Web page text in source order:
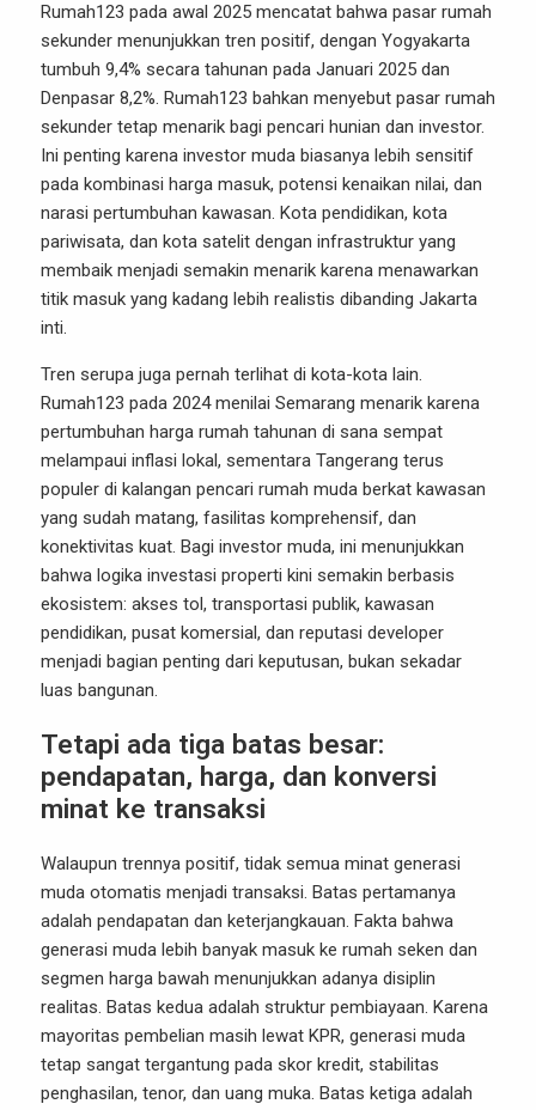
Rumah123 pada awal 2025 mencatat bahwa pasar rumah
sekunder menunjukkan tren positif, dengan Yogyakarta
tumbuh 9,4% secara tahunan pada Januari 2025 dan
Denpasar 8,2%. Rumah123 bahkan menyebut pasar rumah
sekunder tetap menarik bagi pencari hunian dan investor.
Ini penting karena investor muda biasanya lebih sensitif
pada kombinasi harga masuk, potensi kenaikan nilai, dan
narasi pertumbuhan kawasan. Kota pendidikan, kota
pariwisata, dan kota satelit dengan infrastruktur yang
membaik menjadi semakin menarik karena menawarkan
titik masuk yang kadang lebih realistis dibanding Jakarta
inti.
Tren serupa juga pernah terlihat di kota-kota lain.
Rumah123 pada 2024 menilai Semarang menarik karena
pertumbuhan harga rumah tahunan di sana sempat
melampaui inflasi lokal, sementara Tangerang terus
populer di kalangan pencari rumah muda berkat kawasan
yang sudah matang, fasilitas komprehensif, dan
konektivitas kuat. Bagi investor muda, ini menunjukkan
bahwa logika investasi properti kini semakin berbasis
ekosistem: akses tol, transportasi publik, kawasan
pendidikan, pusat komersial, dan reputasi developer
menjadi bagian penting dari keputusan, bukan sekadar
luas bangunan.
Tetapi ada tiga batas besar:
pendapatan, harga, dan konversi
minat ke transaksi
Walaupun trennya positif, tidak semua minat generasi
muda otomatis menjadi transaksi. Batas pertamanya
adalah pendapatan dan keterjangkauan. Fakta bahwa
generasi muda lebih banyak masuk ke rumah seken dan
segmen harga bawah menunjukkan adanya disiplin
realitas. Batas kedua adalah struktur pembiayaan. Karena
mayoritas pembelian masih lewat KPR, generasi muda
tetap sangat tergantung pada skor kredit, stabilitas
penghasilan, tenor, dan uang muka. Batas ketiga adalah